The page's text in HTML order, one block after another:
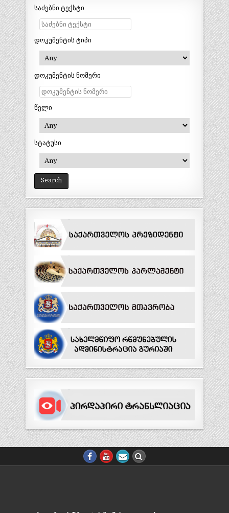
საძებნი ტექსტი
დოკუმენტის ტიპი
დოკუმენტის ნომერი
წელი
სტატუსი